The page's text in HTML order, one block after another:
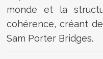
monde et la
cohérence, créant
Sam Porter Bridges.